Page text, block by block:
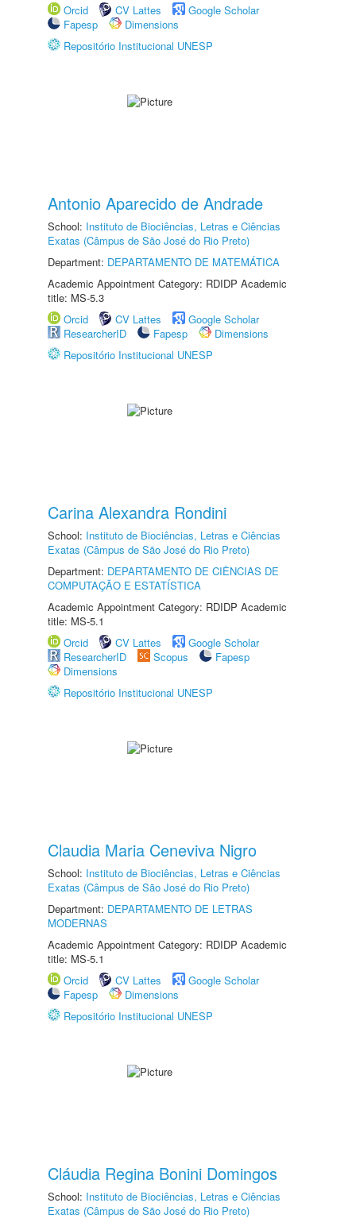
Orcid CV Lattes
Google Scholar
Fapesp
Dimensions
Repositório Institucional UNESP
Antonio Aparecido de Andrade
School: Instituto de Biociências, Letras e Ciências
Exatas (Câmpus de São José do Rio Preto)
Department: DEPARTAMENTO DE MATEMÁTICA
Academic Appointment Category: RDIDP Academic
title: MS-5.3
Orcid
CV Lattes
Google Scholar
ResearcherID
Fapesp
Dimensions
Repositório Institucional UNESP
Carina Alexandra Rondini
School: Instituto de Biociências, Letras e Ciências
Exatas (Câmpus de São José do Rio Preto)
Department: DEPARTAMENTO DE CIÊNCIAS DE
COMPUTAÇÃO E ESTATÍSTICA
Academic Appointment Category: RDIDP Academic
title: MS-5.1
Orcid
CV Lattes
Google Scholar
ResearcherID
Scopus
Fapesp
Dimensions
Repositório Institucional UNESP
Claudia Maria Ceneviva Nigro
School: Instituto de Biociências, Letras e Ciências
Exatas (Câmpus de São José do Rio Preto)
Department: DEPARTAMENTO DE LETRAS
MODERNAS
Academic Appointment Category: RDIDP Academic
title: MS-5.1
Orcid
CV Lattes
Google Scholar
Fapesp
Dimensions
Repositório Institucional UNESP
Cláudia Regina Bonini Domingos
School: Instituto de Biociências, Letras e Ciências
Exatas (Câmpus de São José do Rio Preto)